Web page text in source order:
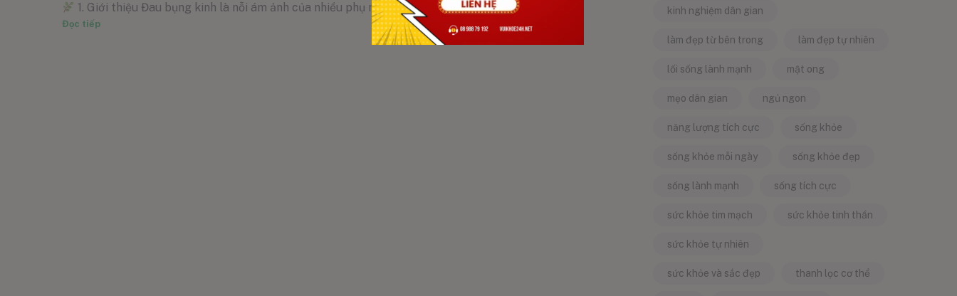
1. Giới thiệu Đau bụng kinh là nỗi ám ảnh của nhiều phụ nữ mỗi khi đến kỳ [...]
Đọc tiếp
kinh nghiệm dân gian
làm đẹp từ bên trong làm đẹp tự nhiên
lối sống lành mạnh mật ong
mẹo dân gian ngủ ngon
năng lượng tích cực sống khỏe
sống khỏe mỗi ngày sống khỏe đẹp
sống lành mạnh sống tích cực
sức khỏe tim mạch sức khỏe tinh thần
sức khỏe tự nhiên
sức khỏe và sắc đẹp thanh lọc cơ thể